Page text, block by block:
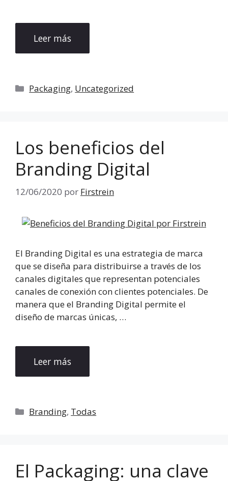
Leer más
Categorías
Packaging, Uncategorized
Los beneficios del
Branding Digital
12/06/2020 por Firstrein
El Branding Digital es una estrategia de marca
que se diseña para distribuirse a través de los
canales digitales que representan potenciales
canales de conexión con clientes potenciales. De
manera que el Branding Digital permite el
diseño de marcas únicas, …
Leer más
Categorías
Branding, Todas
El Packaging: una clave